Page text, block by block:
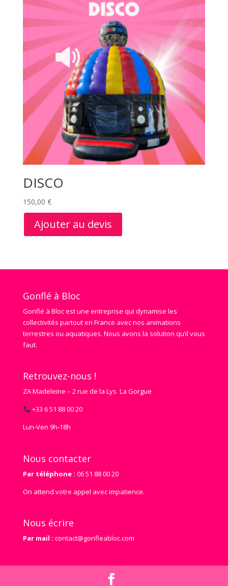
DISCO
150,00 €
Ajouter au devis
Gonflé à Bloc
Gonflé à Bloc est une entreprise qui dynamise les
collectivités partout en France avec nos animations
terrestres ou aquatiques. Nous avons la solution qu’il vous
faut.
Retrouvez-nous !
ZA Madeleine – 2 rue de la Lys La Gorgue
+33 6 51 88 00 20
Lun‑Ven 9h‑18h
Nous contacter
Par téléphone : 06 51 88 00 20
On attend votre appel avec impatience.
Nous écrire
Par mail : contact@gonfleabloc.com